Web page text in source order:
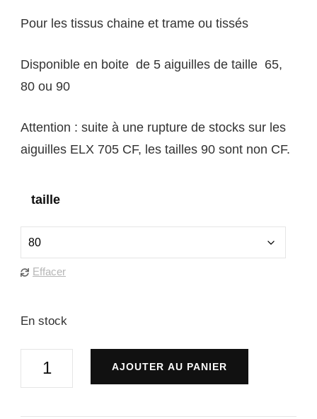
Pour les tissus chaine et trame ou tissés
Disponible en boite de 5 aiguilles de taille 65,
80 ou 90
Attention : suite à une rupture de stocks sur les
aiguilles ELX 705 CF, les tailles 90 sont non CF.
taille
Effacer
En stock
quantité
AJOUTER AU PANIER